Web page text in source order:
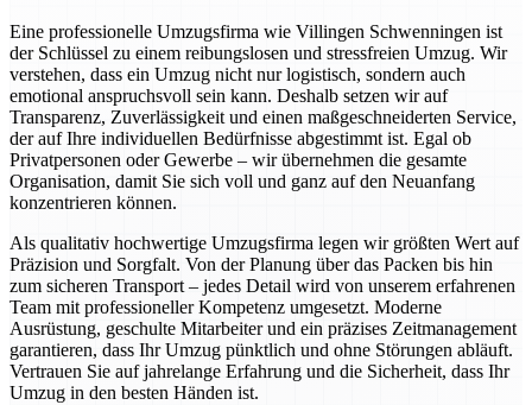
Eine professionelle Umzugsfirma wie Villingen Schwenningen ist
der Schlüssel zu einem reibungslosen und stressfreien Umzug. Wir
verstehen, dass ein Umzug nicht nur logistisch, sondern auch
emotional anspruchsvoll sein kann. Deshalb setzen wir auf
Transparenz, Zuverlässigkeit und einen maßgeschneiderten Service,
der auf Ihre individuellen Bedürfnisse abgestimmt ist. Egal ob
Privatpersonen oder Gewerbe – wir übernehmen die gesamte
Organisation, damit Sie sich voll und ganz auf den Neuanfang
konzentrieren können.
Als qualitativ hochwertige Umzugsfirma legen wir größten Wert auf
Präzision und Sorgfalt. Von der Planung über das Packen bis hin
zum sicheren Transport – jedes Detail wird von unserem erfahrenen
Team mit professioneller Kompetenz umgesetzt. Moderne
Ausrüstung, geschulte Mitarbeiter und ein präzises Zeitmanagement
garantieren, dass Ihr Umzug pünktlich und ohne Störungen abläuft.
Vertrauen Sie auf jahrelange Erfahrung und die Sicherheit, dass Ihr
Umzug in den besten Händen ist.